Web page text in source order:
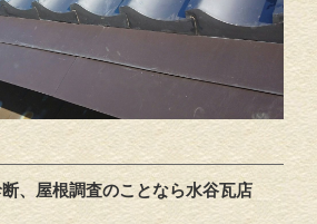
、屋根調査のことなら水谷瓦店